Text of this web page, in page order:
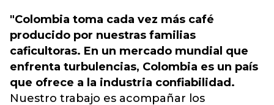
"Colombia toma cada vez más café
producido por nuestras familias
caficultoras. En un mercado mundial que
enfrenta turbulencias, Colombia es un país
que ofrece a la industria confiabilidad.
Nuestro trabajo es acompañar los